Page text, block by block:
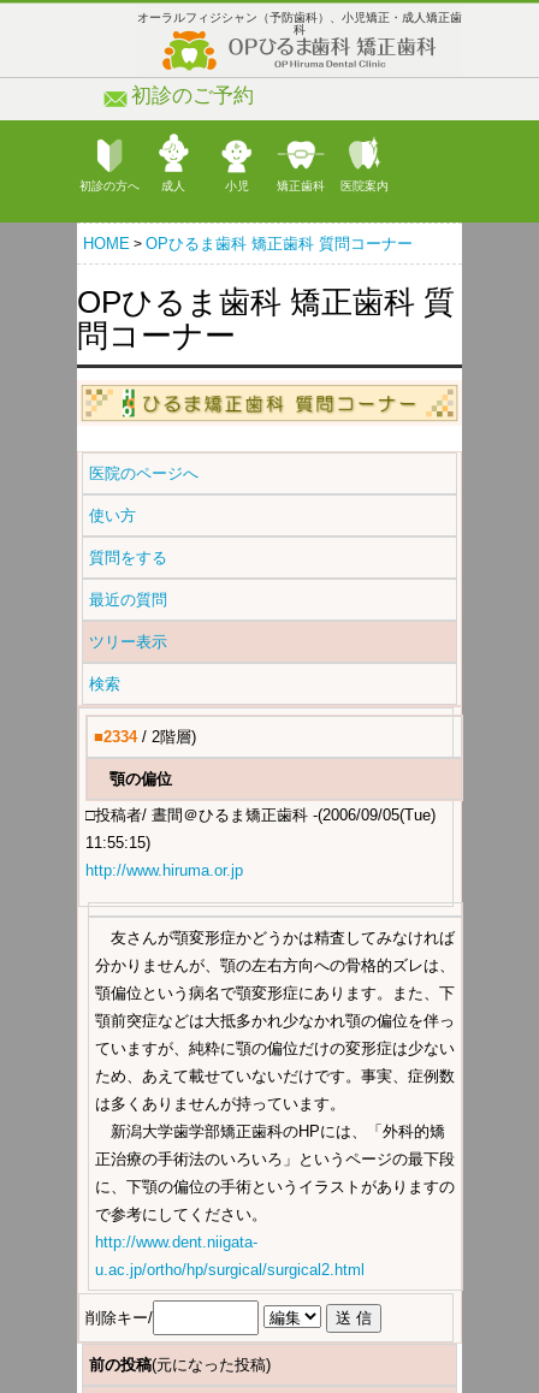
オーラルフィジシャン（予防歯科）、小児矯正・成人矯正歯
科
初診のご予約
042-526-3376
初診の方へ 成人 小児 矯正歯科 医院案内
HOME > OPひるま歯科 矯正歯科 質問コーナー
OPひるま歯科 矯正歯科 質
問コーナー
医院のページへ
使い方
質問をする
最近の質問
ツリー表示
検索
■2334/ 2階層)
顎の偏位
□投稿者/ 晝間＠ひるま矯正歯科 -(2006/09/05(Tue)
11:55:15)
http://www.hiruma.or.jp
友さんが顎変形症かどうかは精査してみなければ
分かりませんが、顎の左右方向への骨格的ズレは、
顎偏位という病名で顎変形症にあります。また、下
顎前突症などは大抵多かれ少なかれ顎の偏位を伴っ
ていますが、純粋に顎の偏位だけの変形症は少ない
ため、あえて載せていないだけです。事実、症例数
は多くありませんが持っています。
新潟大学歯学部矯正歯科のHPには、「外科的矯
正治療の手術法のいろいろ」というページの最下段
に、下顎の偏位の手術というイラストがありますの
で参考にしてください。
http://www.dent.niigata-
u.ac.jp/ortho/hp/surgical/surgical2.html
削除キー/
前の投稿(元になった投稿)